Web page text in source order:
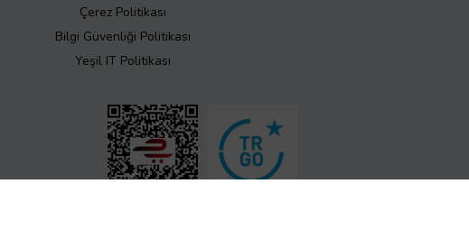
Çerez Politikası
Bilgi Güvenliği Politikası
Yeşil IT Politikası